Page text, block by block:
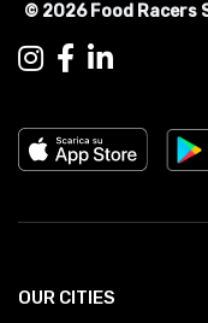
© 2026 Food Racers
OUR CITIES